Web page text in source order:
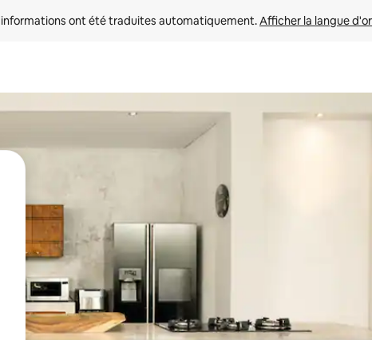
ont été traduites automatiquement. Afficher la langue
le haut et vers le bas pour les parcourir ou en appuyant et en faisant